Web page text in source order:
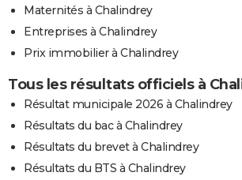
Maternités à Chalindrey
Entreprises à Chalindrey
Prix immobilier à Chalindrey
Tous les résultats officiels à
Résultat municipale 2026 à Chalindrey
Résultats du bac à Chalindrey
Résultats du brevet à Chalindrey
Résultats du BTS à Chalindrey